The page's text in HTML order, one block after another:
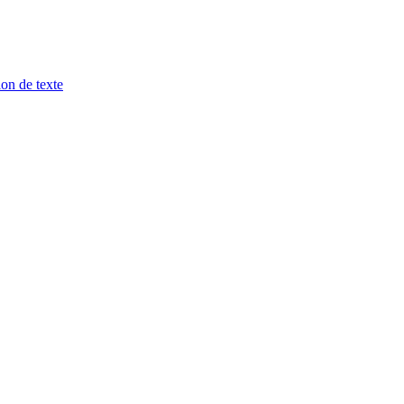
de texte